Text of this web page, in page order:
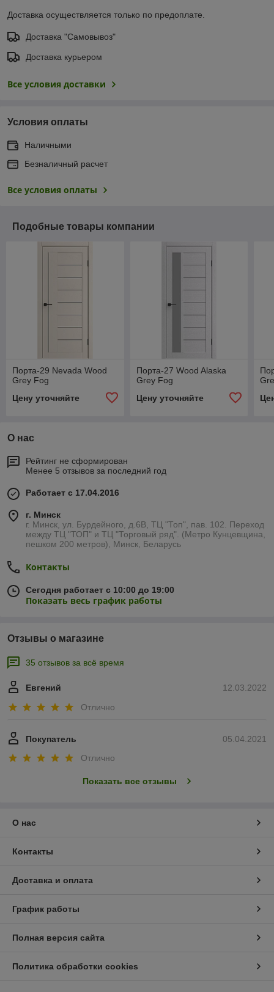
Доставка осуществляется только по предоплате.
Доставка "Самовывоз"
Доставка курьером
Все условия доставки
Условия оплаты
Наличными
Безналичный расчет
Все условия оплаты
Подобные товары компании
Порта-29 Nevada Wood
Grey Fog
Цену уточняйте
Порта-27 Wood Alaska
Grey Fog
Цену уточняйте
О нас
Рейтинг не сформирован
Менее 5 отзывов за последний год
Работает с 17.04.2016
г. Минск
г. Минск, ул. Бурдейного, д.6В, ТЦ "Топ", пав. 102. Переход
между ТЦ "ТОП" и ТЦ "Торговый ряд". (Метро Кунцевщина,
пешком 200 метров), Минск, Беларусь
Контакты
Сегодня работает с 10:00 до 19:00
Показать весь график работы
Отзывы о магазине
35 отзывов за всё время
12.03.2022
Евгений
Отлично
05.04.2021
Покупатель
Отлично
Показать все отзывы
О нас
Контакты
Доставка и оплата
График работы
Полная версия сайта
Политика обработки cookies